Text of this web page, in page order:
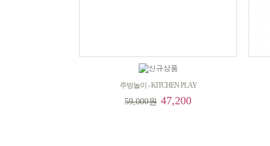
주방놀이 - KITCHEN PLAY
59,000원 47,200